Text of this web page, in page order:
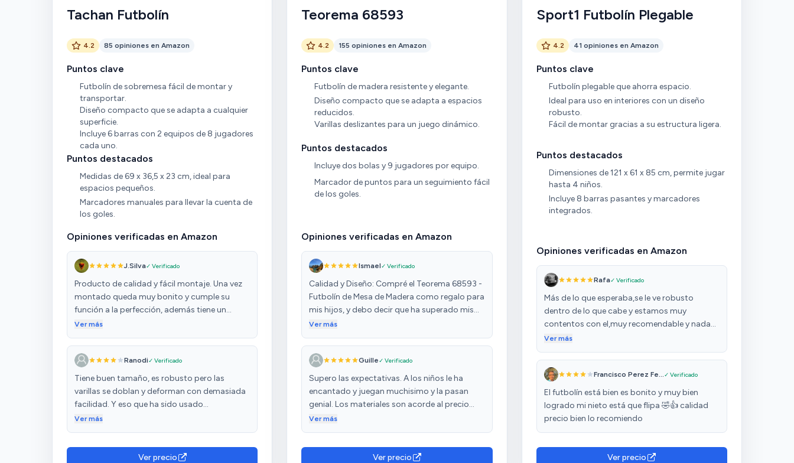
Tachan Futbolín
4.2 85 opiniones en Amazon
Puntos clave
Futbolín de sobremesa fácil de montar y
transportar.
Diseño compacto que se adapta a cualquier
superficie.
Incluye 6 barras con 2 equipos de 8 jugadores
cada uno.
Puntos destacados
Medidas de 69 x 36,5 x 23 cm, ideal para
espacios pequeños.
Marcadores manuales para llevar la cuenta de
los goles.
Opiniones verificadas en Amazon
J.Silva✓ Verificado
Producto de calidad y fácil montaje. Una vez
montado queda muy bonito y cumple su
función a la perfección, además tiene un
tamaño perfecto para no ocupar demasiado
encantados.
Ver más
Ranodi✓ Verificado
Tiene buen tamaño, es robusto pero las
varillas se doblan y deforman con demasiada
facilidad. Y eso que ha sido usado
fundamentalmente por niños.
Ver más
Ver precio
Teorema 68593
4.2 155 opiniones en Amazon
Puntos clave
Futbolín de madera resistente y elegante.
Diseño compacto que se adapta a espacios
reducidos.
Varillas deslizantes para un juego dinámico.
Puntos destacados
Incluye dos bolas y 9 jugadores por equipo.
Marcador de puntos para un seguimiento fácil
de los goles.
Opiniones verificadas en Amazon
Ismael✓ Verificado
Calidad y Diseño: Compré el Teorema 68593 -
Futbolín de Mesa de Madera como regalo para
mis hijos, y debo decir que ha superado mis
expectativas. La calidad de la madera es
futbolín tiene un diseño robusto y atractivo
que se ve muy bien en nuestra sala de
juegos.Diversión para Todas las Edades: Lo
que más me ha impresionado es cómo este
juego ha reunido a toda la familia. No solo mis
brindado horas de diversión y competencia
Ver más
Guille✓ Verificado
Supero las expectativas. A los niños le ha
encantado y juegan muchisimo y la pasan
genial. Los materiales son acorde al precio
pero cumplen ampliamente el proposito.
Ver más
Ver precio
Sport1 Futbolín Plegable
4.2 41 opiniones en Amazon
Puntos clave
Futbolín plegable que ahorra espacio.
Ideal para uso en interiores con un diseño
robusto.
Fácil de montar gracias a su estructura ligera.
Puntos destacados
Dimensiones de 121 x 61 x 85 cm, permite jugar
hasta 4 niños.
Incluye 8 barras pasantes y marcadores
integrados.
Opiniones verificadas en Amazon
Rafa✓ Verificado
Más de lo que esperaba,se le ve robusto
dentro de lo que cabe y estamos muy
contentos con el,muy recomendable y nada
difícil de montar,a mi aire ,-en un par de horas
Ver más
Francisco Perez Fe...✓ Verificado
El futbolín está bien es bonito y muy bien
logrado mi nieto está que flipa 🤣👍 calidad
precio bien lo recomiendo
Ver precio